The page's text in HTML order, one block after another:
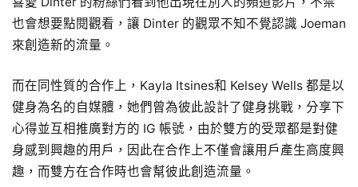
也會想要點閱觀看，讓 Dinter 的觀眾不知不覺認識 Joeman
來創造新的流量。
而在同性質的合作上，Kayla Itsines和 Kelsey Wells 都是以
健身為名的自媒體，她們曾為彼此設計了健身挑戰，分享下
心得並互相推廣對方的 IG 帳號，由於雙方的受眾都是對健
身感到興趣的用戶，因此在合作上不僅會讓用戶產生高度興
趣，而雙方在合作時也會幫彼此創造流量。